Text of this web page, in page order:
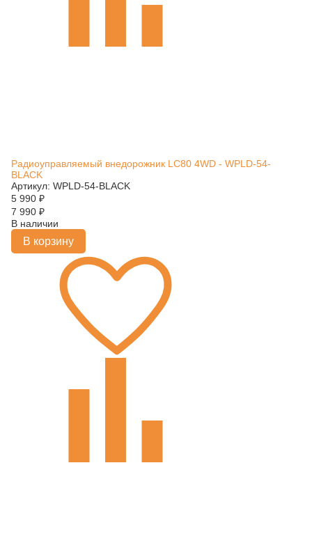
Радиоуправляемый внедорожник LC80 4WD - WPLD-54-
BLACK
Артикул: WPLD-54-BLACK
5 990 ₽
7 990 ₽
В наличии
В корзину